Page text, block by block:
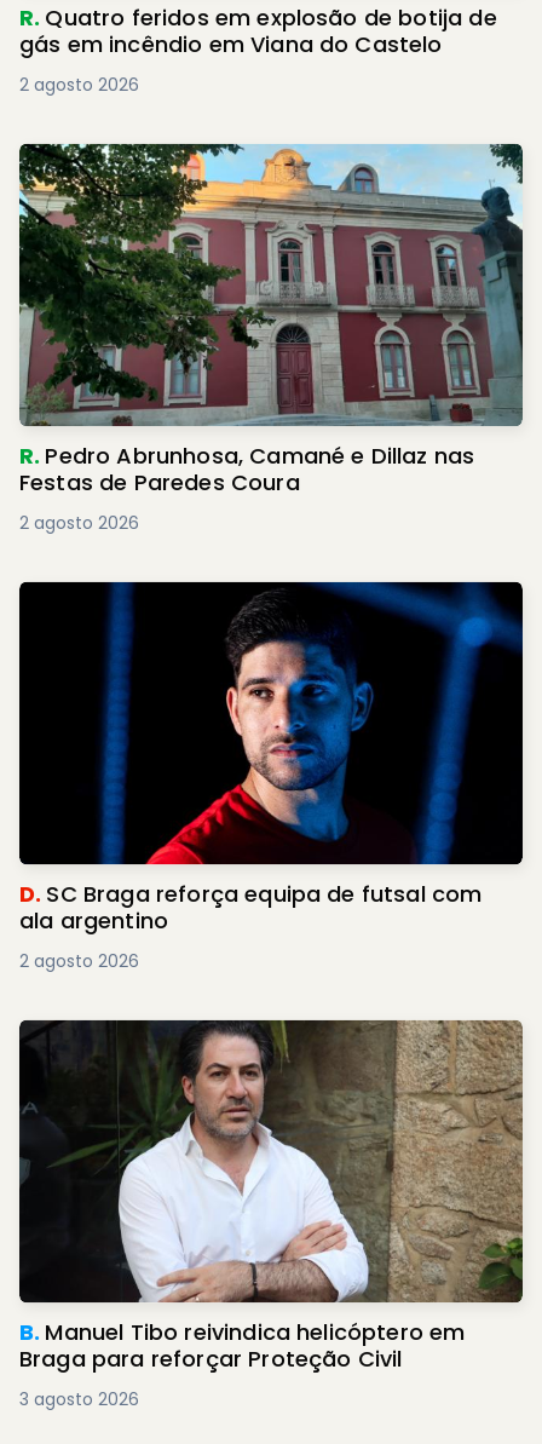
R. Quatro feridos em explosão de botija de
gás em incêndio em Viana do Castelo
2 agosto 2026
R. Pedro Abrunhosa, Camané e Dillaz nas
Festas de Paredes Coura
2 agosto 2026
D. SC Braga reforça equipa de futsal com
ala argentino
2 agosto 2026
B. Manuel Tibo reivindica helicóptero em
Braga para reforçar Proteção Civil
3 agosto 2026